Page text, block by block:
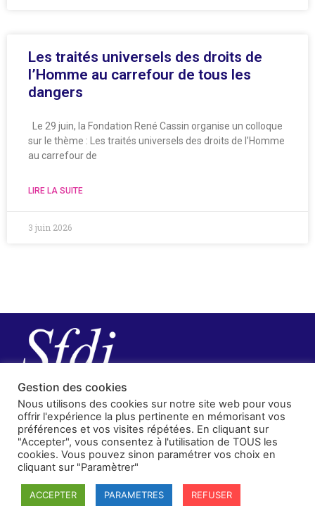
Les traités universels des droits de
l’Homme au carrefour de tous les
dangers
Le 29 juin, la Fondation René Cassin organise un colloque
sur le thème : Les traités universels des droits de l’Homme
au carrefour de
LIRE LA SUITE
3 juin 2026
Gestion des cookies
Nous utilisons des cookies sur notre site web pour vous
offrir l'expérience la plus pertinente en mémorisant vos
préférences et vos visites répétées. En cliquant sur
"Accepter", vous consentez à l'utilisation de TOUS les
cookies. Vous pouvez sinon paramétrer vos choix en
cliquant sur "Paramètrer"
ACCEPTER PARAMETRES REFUSER